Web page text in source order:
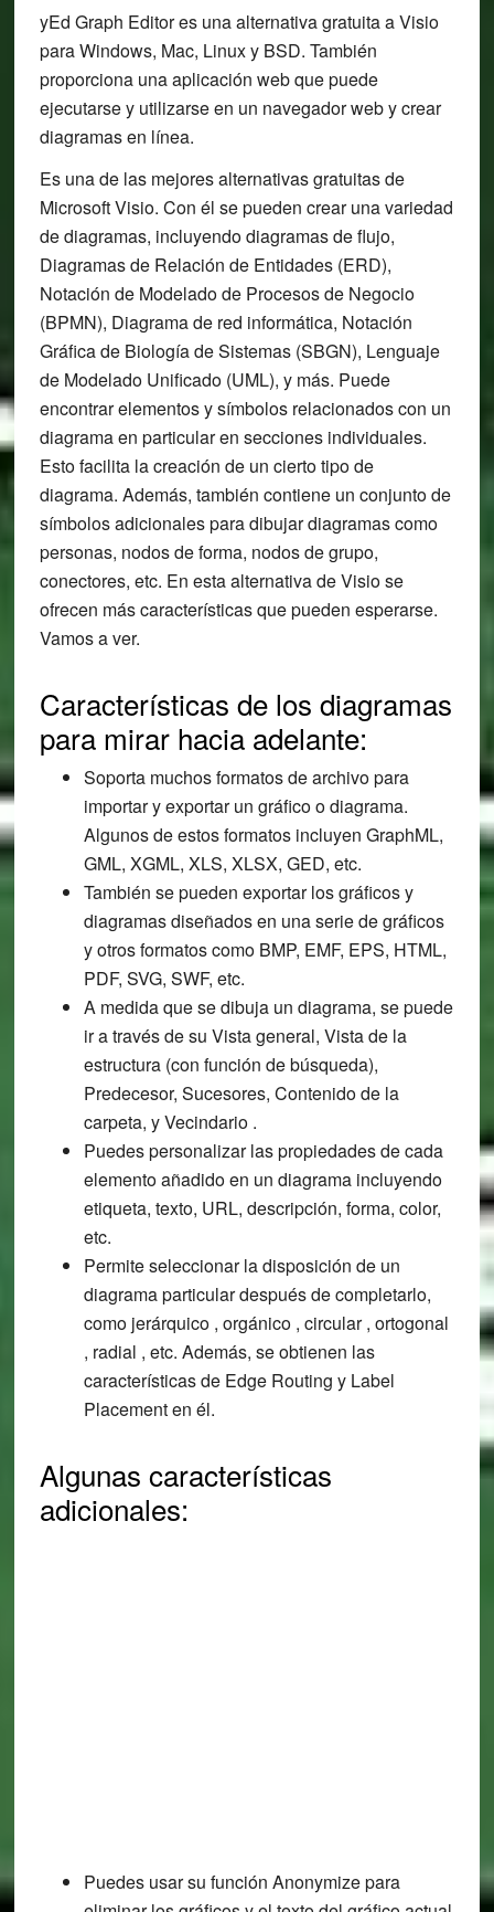
yEd Graph Editor es una alternativa gratuita a Visio
para Windows, Mac, Linux y BSD. También
proporciona una aplicación web que puede
ejecutarse y utilizarse en un navegador web y crear
diagramas en línea.
Es una de las mejores alternativas gratuitas de
Microsoft Visio. Con él se pueden crear una variedad
de diagramas, incluyendo diagramas de flujo,
Diagramas de Relación de Entidades (ERD),
Notación de Modelado de Procesos de Negocio
(BPMN), Diagrama de red informática, Notación
Gráfica de Biología de Sistemas (SBGN), Lenguaje
de Modelado Unificado (UML), y más. Puede
encontrar elementos y símbolos relacionados con un
diagrama en particular en secciones individuales.
Esto facilita la creación de un cierto tipo de
diagrama. Además, también contiene un conjunto de
símbolos adicionales para dibujar diagramas como
personas, nodos de forma, nodos de grupo,
conectores, etc. En esta alternativa de Visio se
ofrecen más características que pueden esperarse.
Vamos a ver.
Características de los diagramas
para mirar hacia adelante:
Soporta muchos formatos de archivo para
importar y exportar un gráfico o diagrama.
Algunos de estos formatos incluyen GraphML,
GML, XGML, XLS, XLSX, GED, etc.
También se pueden exportar los gráficos y
diagramas diseñados en una serie de gráficos
y otros formatos como BMP, EMF, EPS, HTML,
PDF, SVG, SWF, etc.
A medida que se dibuja un diagrama, se puede
ir a través de su Vista general, Vista de la
estructura (con función de búsqueda),
Predecesor, Sucesores, Contenido de la
carpeta, y Vecindario .
Puedes personalizar las propiedades de cada
elemento añadido en un diagrama incluyendo
etiqueta, texto, URL, descripción, forma, color,
etc.
Permite seleccionar la disposición de un
diagrama particular después de completarlo,
como jerárquico , orgánico , circular , ortogonal
, radial , etc. Además, se obtienen las
características de Edge Routing y Label
Placement en él.
Algunas características
adicionales:
Puedes usar su función Anonymize para